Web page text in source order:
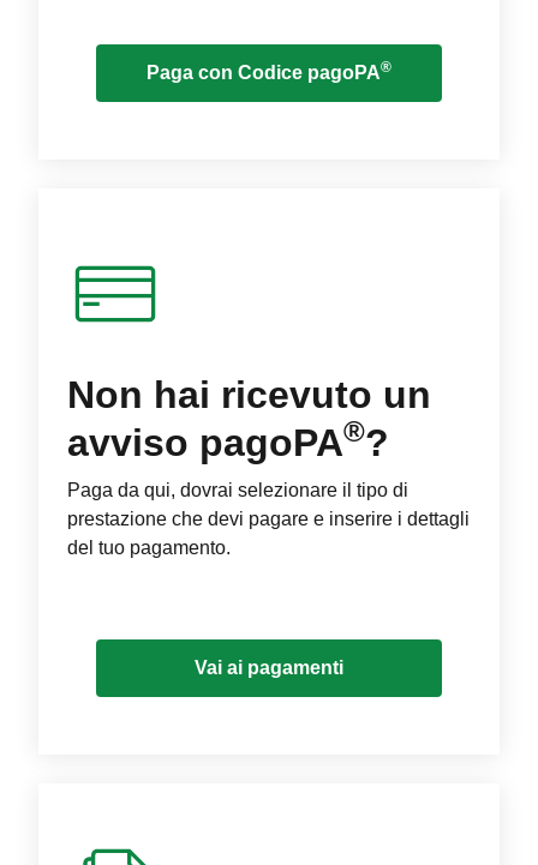
Paga con Codice pagoPA®
Non hai ricevuto un
avviso pagoPA®?
Paga da qui, dovrai selezionare il tipo di
prestazione che devi pagare e inserire i dettagli
del tuo pagamento.
Vai ai pagamenti